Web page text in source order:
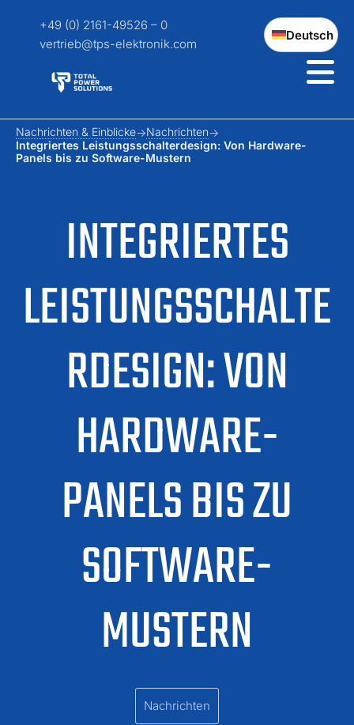
+49 (0) 2161-49526 – 0
vertrieb@tps-elektronik.com
Deutsch
INTEGRIERTES
LEISTUNGSSCHALTE
RDESIGN: VON
HARDWARE-
PANELS BIS ZU
SOFTWARE-
MUSTERN
Nachrichten & Einblicke
Nachrichten
Integriertes Leistungsschalterdesign: Von Hardware-
Panels bis zu Software-Mustern
Nachrichten